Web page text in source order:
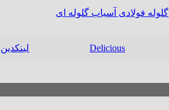
گلوله فولادی آسیاب گلوله ای
Delicious لینکدین